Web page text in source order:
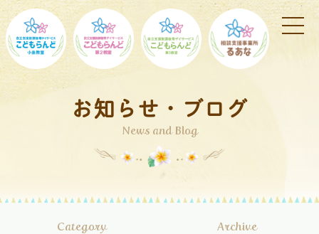
お知らせ・ブログ
News and Blog
Category Archive